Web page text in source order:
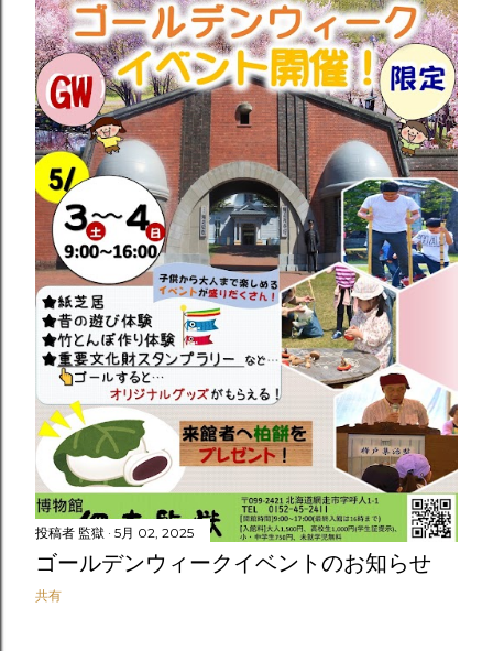
投稿者 監獄 5月 02, 2025
ゴールデンウィークイベントのお知らせ
共有